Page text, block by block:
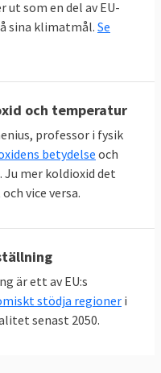
ut som en del av EU-
sina klimatmål. Se
och temperatur
professor i fysik
betydelseoch
mer koldioxid det
vice versa.
är ett av EU:s
stödja regioner i
senast 2050.